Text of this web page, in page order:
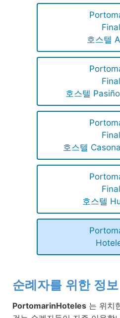
Final
호스텔
Final
호스텔
Final
호스텔
Final
호스텔
순례자를 위한 정보
PortomarinHoteles 는 위치